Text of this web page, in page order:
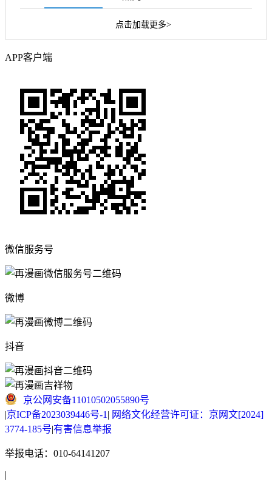
点击加载更多>
APP客户端
微信服务号
微博
抖音
京公网安备11010502055890号
|京ICP备2023039446号-1 | 网络文化经营许可证：京网文[2024]
3774-185号|有害信息举报
举报电话：010-64141207
|